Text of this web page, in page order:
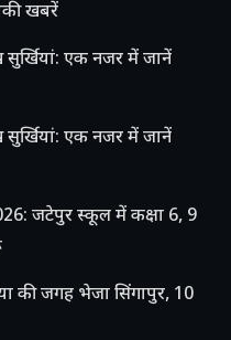
खबरें
एक नजर में जानें
एक नजर में जानें
जटेपुर स्कूल में कक्षा 6, 9
की जगह भेजा सिंगापुर, 10